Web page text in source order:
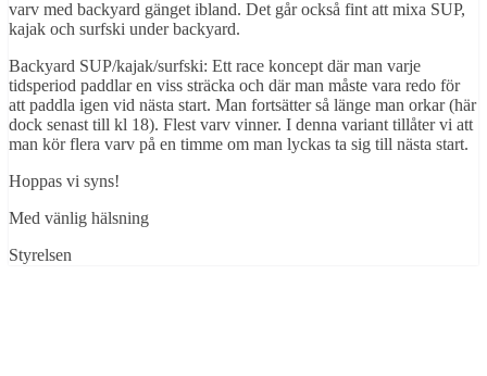
varv med backyard gänget ibland. Det går också fint att mixa SUP,
kajak och surfski under backyard.
Backyard SUP/kajak/surfski: Ett race koncept där man varje
tidsperiod paddlar en viss sträcka och där man måste vara redo för
att paddla igen vid nästa start. Man fortsätter så länge man orkar (här
dock senast till kl 18). Flest varv vinner. I denna variant tillåter vi att
man kör flera varv på en timme om man lyckas ta sig till nästa start.
Hoppas vi syns!
Med vänlig hälsning
Styrelsen